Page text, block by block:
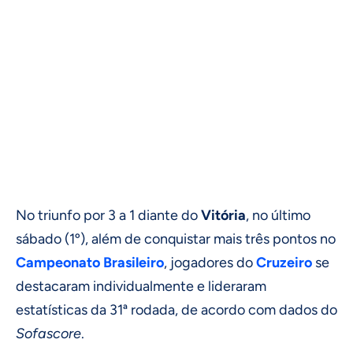
No triunfo por 3 a 1 diante doVitória, no último
sábado (1º), além de conquistar mais três pontos no
Campeonato Brasileiro, jogadores doCruzeiro se
destacaram individualmente e lideraram
estatísticas da 31ª rodada, de acordo com dados do
Sofascore.